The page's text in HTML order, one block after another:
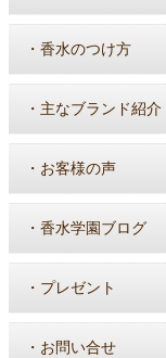
・ 香水のつけ方
・ 主なブランド紹介
・ お客様の声
・ 香水学園ブログ
・ プレゼント
・ お問い合せ